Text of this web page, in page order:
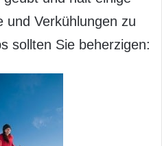
und Verkühlungen zu
sollten Sie beherzigen: